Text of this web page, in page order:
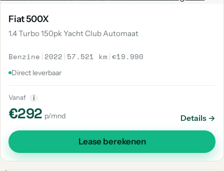
Fiat 500X
1.4 Turbo 150pk Yacht Club Automaat
Benzine | 2022 | 57.521 km |€19.990
Direct leverbaar
Vanaf i
€292 p/mnd Details →
Lease berekenen